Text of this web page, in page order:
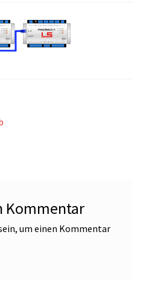
Kommentar
um einen Kommentar